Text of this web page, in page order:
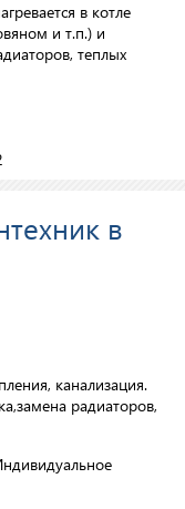
в котле
и т.п.) и
теплых
в
канализация.
радиаторов,